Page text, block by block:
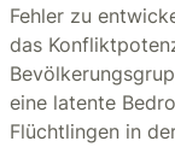
Fehler zu
das
eine latente
Flüchtlingen in